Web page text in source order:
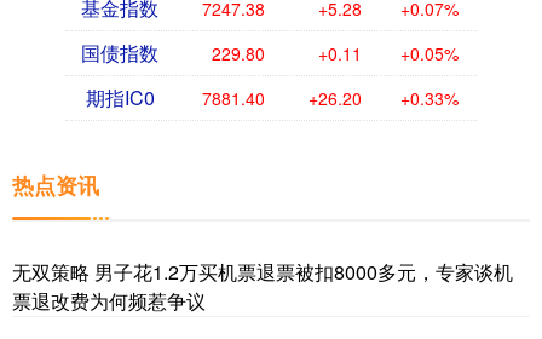
基金指数 7247.38 +5.28 +0.07%
国债指数 229.80 +0.11 +0.05%
期指IC0 7881.40 +26.20 +0.33%
热点资讯
无双策略 男子花1.2万买机票退票被扣8000多元，专家谈机
票退改费为何频惹争议